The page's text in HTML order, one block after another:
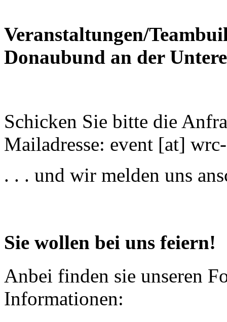
Veranstaltungen/
Donaubund an der
Schicken Sie bitte die
Mailadresse: event [at]
. . . und wir melden uns
Sie wollen bei uns feiern!
Anbei finden sie unseren
Informationen: